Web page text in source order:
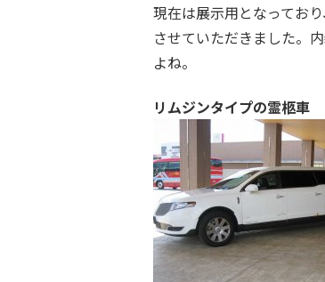
現在は展示用となってお
させていただきました。
よね。
リムジンタイプの霊柩車